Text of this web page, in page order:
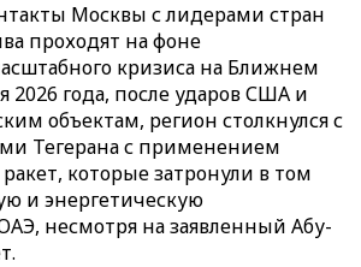
Москвы с лидерами стран
проходят на фоне
кризиса на Ближнем
2026 года, после ударов США и
объектам, регион столкнулся с
Тегерана с применением
которые затронули в том
и энергетическую
несмотря на заявленный Абу-